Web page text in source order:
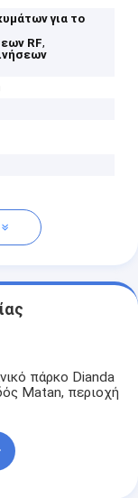
για το
RF,
πάρκο Dianda
Matan, περιοχή